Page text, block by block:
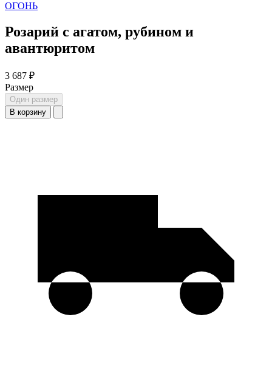
ОГОНЬ
Розарий с агатом, рубином и
авантюритом
3 687 ₽
Размер
Один размер
В корзину